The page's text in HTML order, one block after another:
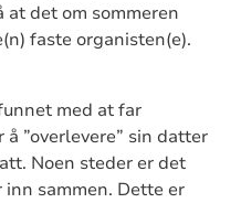
det om sommeren
faste organisten(e).
med at far
”overlevere” sin datter
Noen steder er det
sammen. Dette er